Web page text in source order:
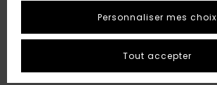
Personnaliser mes choix
Tout accepter